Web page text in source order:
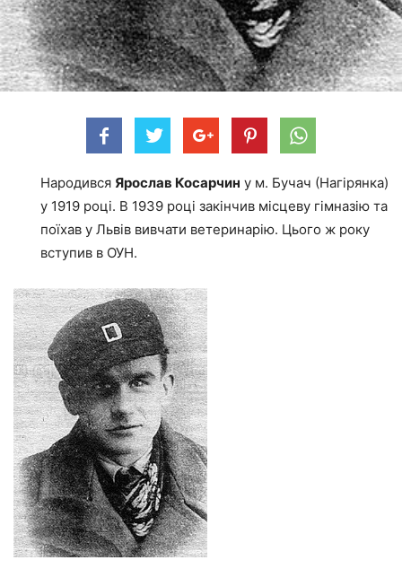
Народився Ярослав Косарчин у м. Бучач (Нагірянка)
у 1919 році. В 1939 році закінчив місцеву гімназію та
поїхав у Львів вивчати ветеринарію. Цього ж року
вступив в ОУН.